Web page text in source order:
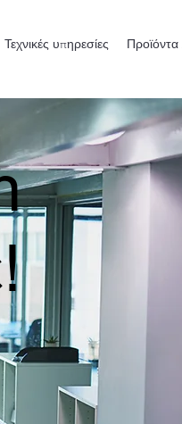
Τεχνικές υπηρεσίες